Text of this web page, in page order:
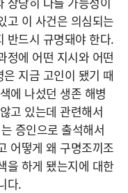
고 이 사건은 의심되는
반드시 규명돼야 한다.
정에 어떤 지시와 어떤
지금 고인이 됐기 때
에 나섰던 생존 해병
고 있는데 관련해서
증인으로 출석해서
어떻게 왜 구명조끼조
을 하게 됐는지에 대한
다.